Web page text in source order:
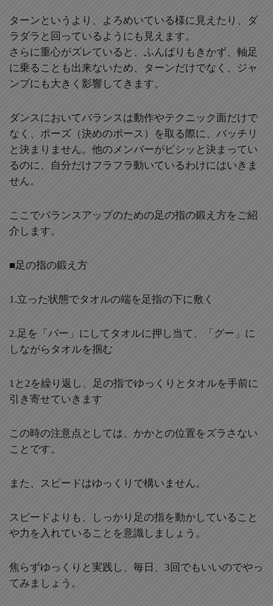
ターンというより、よろめいている様に見えたり、ダ
ラダラと回っているようにも見えます。
さらに重心がズレていると、ふんばりもきかず、軸足
に乗ることも出来ないため、ターンだけでなく、ジャ
ンプにも大きく影響してきます。
ダンスにおいてバランスは動作やテクニック面だけで
なく、ポーズ（決めのポース）を取る際に、バッチリ
と決まりません。他のメンバーがビシッと決まってい
るのに、自分だけフラフラ動いているわけにはいきま
せん。
ここでバランスアップのための足の指の鍛え方をご紹
介します。
■足の指の鍛え方
1.立った状態でタオルの端を足指の下に敷く
2.足を「パー」にしてタオルに押し当て、「グー」に
しながらタオルを掴む
1と2を繰り返し、足の指でゆっくりとタオルを手前に
引き寄せていきます
この時の注意点としては、かかとの位置をズラさない
ことです。
また、スピードはゆっくりで構いません。
スピードよりも、しっかり足の指を動かしていること
や力を入れていることを意識しましょう。
焦らずゆっくりと実践し、毎日、3回でもいいのでやっ
てみましょう。